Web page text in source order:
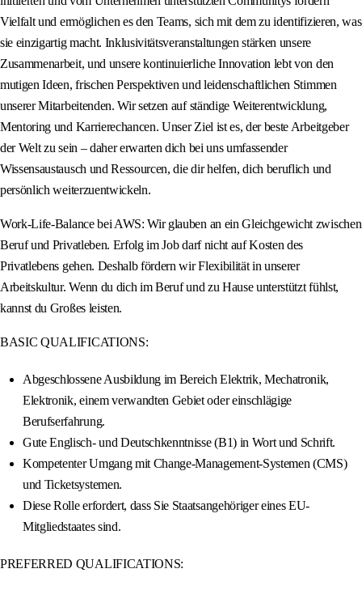
Vielfalt und ermöglichen es den Teams, sich mit dem zu identifizieren, was
sie einzigartig macht. Inklusivitätsveranstaltungen stärken unsere
Zusammenarbeit, und unsere kontinuierliche Innovation lebt von den
mutigen Ideen, frischen Perspektiven und leidenschaftlichen Stimmen
unserer Mitarbeitenden. Wir setzen auf ständige Weiterentwicklung,
Mentoring und Karrierechancen. Unser Ziel ist es, der beste Arbeitgeber
der Welt zu sein – daher erwarten dich bei uns umfassender
Wissensaustausch und Ressourcen, die dir helfen, dich beruflich und
persönlich weiterzuentwickeln.
Work-Life-Balance bei AWS: Wir glauben an ein Gleichgewicht zwischen
Beruf und Privatleben. Erfolg im Job darf nicht auf Kosten des
Privatlebens gehen. Deshalb fördern wir Flexibilität in unserer
Arbeitskultur. Wenn du dich im Beruf und zu Hause unterstützt fühlst,
kannst du Großes leisten.
BASIC QUALIFICATIONS:
Abgeschlossene Ausbildung im Bereich Elektrik, Mechatronik,
Elektronik, einem verwandten Gebiet oder einschlägige
Berufserfahrung.
Gute Englisch- und Deutschkenntnisse (B1) in Wort und Schrift.
Kompetenter Umgang mit Change-Management-Systemen (CMS)
und Ticketsystemen.
Diese Rolle erfordert, dass Sie Staatsangehöriger eines EU-
Mitgliedstaates sind.
PREFERRED QUALIFICATIONS: